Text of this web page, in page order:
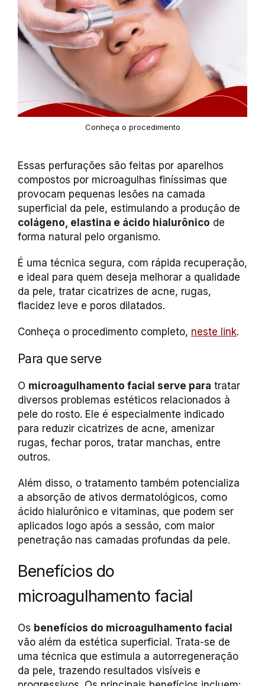
Conheça o procedimento
Essas perfurações são feitas por aparelhos
compostos por microagulhas finíssimas que
provocam pequenas lesões na camada
superficial da pele, estimulando a produção de
colágeno, elastina e ácido hialurônico de
forma natural pelo organismo.
É uma técnica segura, com rápida recuperação,
e ideal para quem deseja melhorar a qualidade
da pele, tratar cicatrizes de acne, rugas,
flacidez leve e poros dilatados.
Conheça o procedimento completo, neste link.
Para que serve
O microagulhamento facial serve para tratar
diversos problemas estéticos relacionados à
pele do rosto. Ele é especialmente indicado
para reduzir cicatrizes de acne, amenizar
rugas, fechar poros, tratar manchas, entre
outros.
Além disso, o tratamento também potencializa
a absorção de ativos dermatológicos, como
ácido hialurônico e vitaminas, que podem ser
aplicados logo após a sessão, com maior
penetração nas camadas profundas da pele.
Benefícios do
microagulhamento facial
Os benefícios do microagulhamento facial
vão além da estética superficial. Trata-se de
uma técnica que estimula a autorregeneração
da pele, trazendo resultados visíveis e